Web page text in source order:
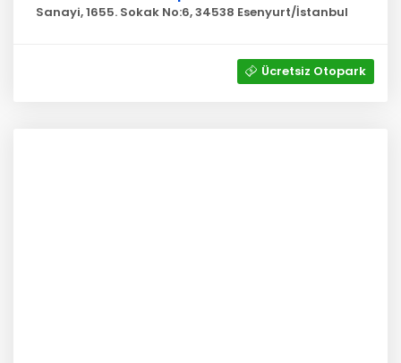
Sanayi, 1655. Sokak No:6, 34538 Esenyurt/İstanbul
Ücretsiz Otopark